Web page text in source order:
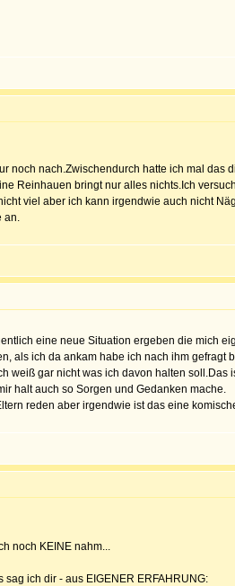
nach.Zwischendurch hatte ich mal
Reinhauen bringt nur alles nichts.Ich
viel aber ich kann irgendwie auch nicht
an.
eine neue Situation ergeben die mich
als ich da ankam habe ich nach ihm
gar nicht was ich davon halten
halt auch so Sorgen und Gedanken mache.
reden aber irgendwie ist das eine
noch KEINE nahm...
ich dir - aus EIGENER ERFAHRUNG: